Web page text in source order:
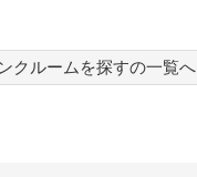
クルームを探すの一覧へ